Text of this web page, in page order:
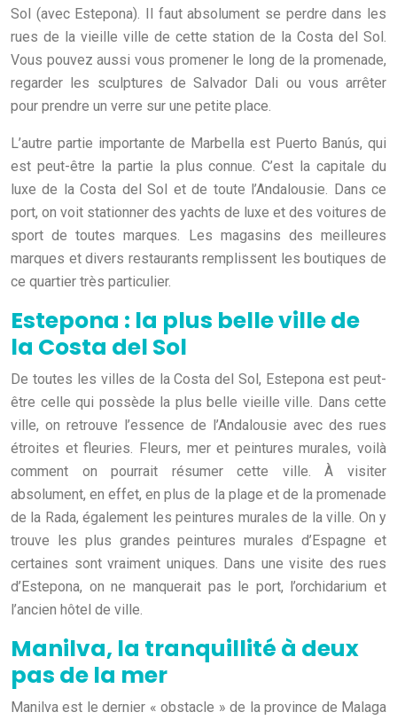
Sol (avec Estepona). Il faut absolument se perdre dans les
rues de la vieille ville de cette station de la Costa del Sol.
Vous pouvez aussi vous promener le long de la promenade,
regarder les sculptures de Salvador Dali ou vous arrêter
pour prendre un verre sur une petite place.
L’autre partie importante de Marbella est Puerto Banús, qui
est peut-être la partie la plus connue. C’est la capitale du
luxe de la Costa del Sol et de toute l’Andalousie. Dans ce
port, on voit stationner des yachts de luxe et des voitures de
sport de toutes marques. Les magasins des meilleures
marques et divers restaurants remplissent les boutiques de
ce quartier très particulier.
Estepona : la plus belle ville de
la Costa del Sol
De toutes les villes de la Costa del Sol, Estepona est peut-
être celle qui possède la plus belle vieille ville. Dans cette
ville, on retrouve l’essence de l’Andalousie avec des rues
étroites et fleuries. Fleurs, mer et peintures murales, voilà
comment on pourrait résumer cette ville. À visiter
absolument, en effet, en plus de la plage et de la promenade
de la Rada, également les peintures murales de la ville. On y
trouve les plus grandes peintures murales d’Espagne et
certaines sont vraiment uniques. Dans une visite des rues
d’Estepona, on ne manquerait pas le port, l’orchidarium et
l’ancien hôtel de ville.
Manilva, la tranquillité à deux
pas de la mer
Manilva est le dernier « obstacle » de la province de Malaga